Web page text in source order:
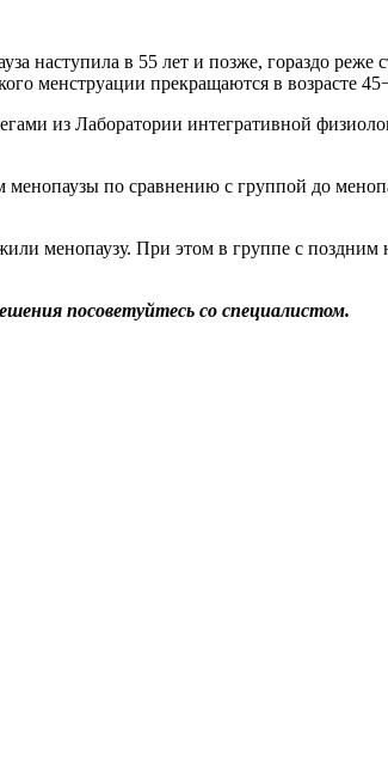
наступила в 55 лет и позже, гораздо реже
менструации прекращаются в возрасте
из Лаборатории интегративной
менопаузы по сравнению с группой до
менопаузу. При этом в группе с поздним
посоветуйтесь со специалистом.